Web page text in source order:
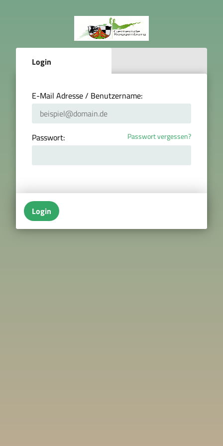
Login
E-Mail Adresse / Benutzername:
Passwort: Passwort vergessen?
Login